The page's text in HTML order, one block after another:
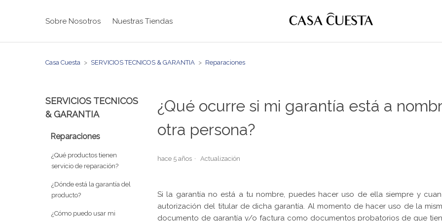
Sobre Nosotros Nuestras Tiendas
Casa Cuesta SERVICIOS TECNICOS & GARANTIA Reparaciones
SERVICIOS TECNICOS
& GARANTIA
Reparaciones
¿Qué productos tienen
servicio de reparación?
¿Dónde está la garantía del
producto?
¿Cómo puedo usar mi
¿Qué ocurre si mi garantía está a
otra persona?
hace 5 años Actualización
Si la garantía no está a tu nombre, puedes hacer uso de ella siempre y
autorización del titular de dicha garantía. Al momento de hacer uso de la
documento de garantía y/o factura como documentos probatorios de que